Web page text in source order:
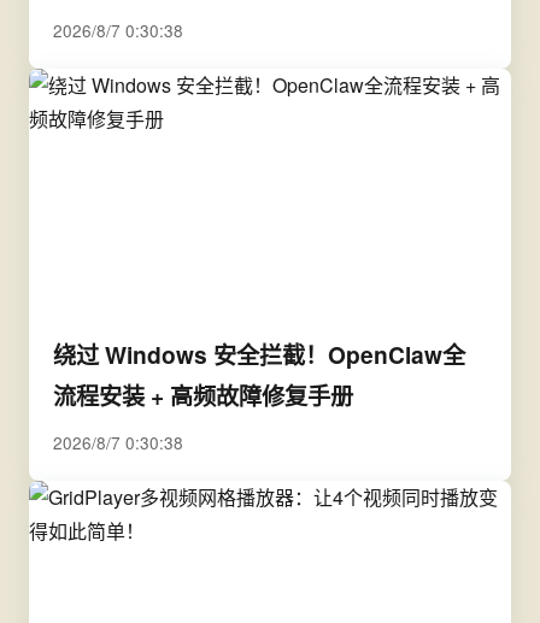
2026/8/7 0:30:38
绕过 Windows 安全拦截！OpenClaw全
流程安装 + 高频故障修复手册
2026/8/7 0:30:38